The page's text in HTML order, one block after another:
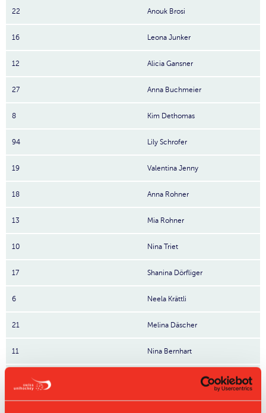
22 Anouk Brosi
16 Leona Junker
12 Alicia Gansner
27 Anna Buchmeier
8 Kim Dethomas
94 Lily Schrofer
19 Valentina Jenny
18 Anna Rohner
13 Mia Rohner
10 Nina Triet
17 Shanina Dörfliger
6 Neela Krättli
21 Melina Däscher
11 Nina Bernhart
5 Sinja Tschuor